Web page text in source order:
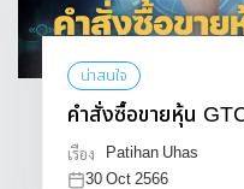
น่าสนใจ
คำสั่งซื้อขายหุ้น
เรื่อง
Patihan Uhas
30 Oct 2566